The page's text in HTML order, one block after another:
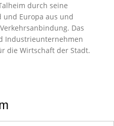
durch seine
und Europa aus und
Das
Industrieunternehmen
die Wirtschaft der Stadt.